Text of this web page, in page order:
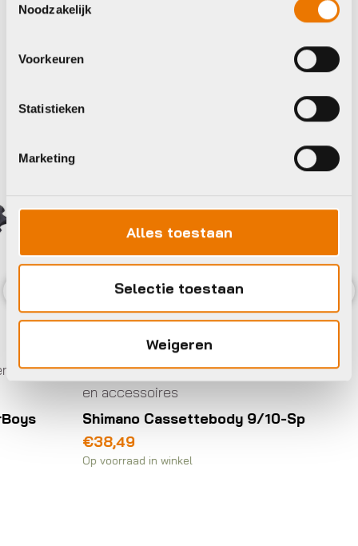
Noodzakelijk
Voorkeuren
Statistieken
Marketing
Alles toestaan
Selectie toestaan
Weigeren
Previous
Aandrijving- en versnellingsonderdelen
en accessoires
Shimano Cassettebody 9/10-Sp
38,49
Op voorraad in winkel
Marwi